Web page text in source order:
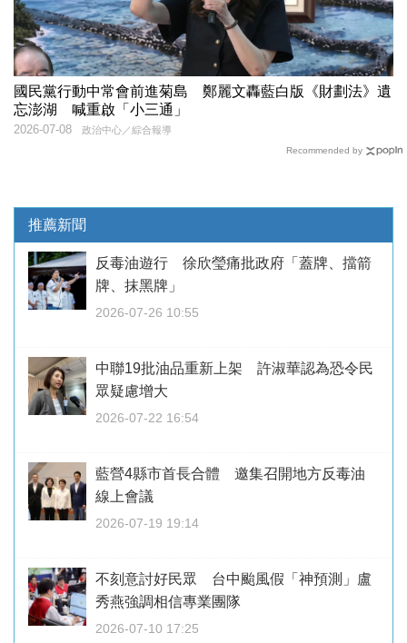
國民黨行動中常會前進菊島 鄭麗文轟藍白版《財劃法》遺
忘澎湖 喊重啟「小三通」
政治中心／綜合報導
2026-07-08
Recommended by
推薦新聞
反毒油遊行 徐欣瑩痛批政府「蓋牌、擋箭
牌、抹黑牌」
2026-07-26 10:55
中聯19批油品重新上架 許淑華認為恐令民
眾疑慮增大
2026-07-22 16:54
藍營4縣市首長合體 邀集召開地方反毒油
線上會議
2026-07-19 19:14
不刻意討好民眾 台中颱風假「神預測」盧
秀燕強調相信專業團隊
2026-07-10 17:25